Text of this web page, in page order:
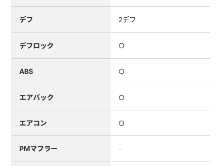
デフ 2デフ
デフロック ○
ABS ○
エアバック ○
エアコン ○
PMマフラー -